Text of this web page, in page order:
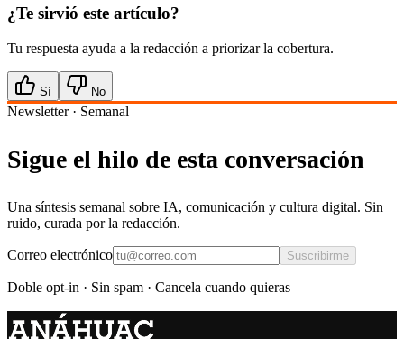
¿Te sirvió este artículo?
Tu respuesta ayuda a la redacción a priorizar la cobertura.
Sí No
Newsletter · Semanal
Sigue el hilo de esta conversación
Una síntesis semanal sobre IA, comunicación y cultura digital. Sin
ruido, curada por la redacción.
Correo electrónico Suscribirme
Doble opt-in · Sin spam · Cancela cuando quieras